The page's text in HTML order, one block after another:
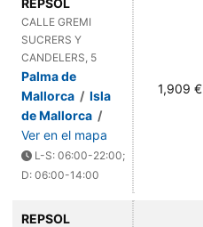
REPSOL
CALLE GREMI
SUCRERS Y
CANDELERS, 5
Palma de
Mallorca / Isla
de Mallorca /
Ver en el mapa
L-S: 06:00-22:00;
D: 06:00-14:00
1,909 €
REPSOL